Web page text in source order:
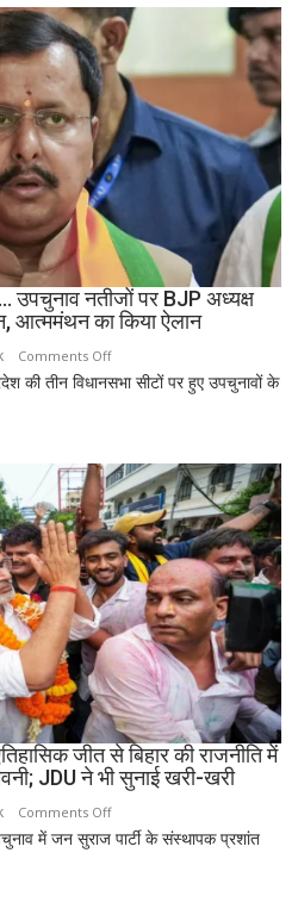
में
सीएम
योगी
का
बड़ा
बयान,
बोले-
SIT
जांच
में
किसी
साधु-
संत
की
भूमिका
उपचुनाव नतीजों पर BJP अध्यक्ष
आत्ममंथन का किया ऐलान
Comments Offon
2
गुजरात
में
जीत…
उपचुनाव
नतीजों
पर
BJP
अध्यक्ष
नितिन
नवीन
का
पहला
आत्ममंथन
की तीन विधानसभा सीटों पर हुए उपचुनावों के
जीत से बिहार की राजनीति में
JDU ने भी सुनाई खरी-खरी
Comments Offon
बांकीपुर
में जन सुराज पार्टी के संस्थापक प्रशांत